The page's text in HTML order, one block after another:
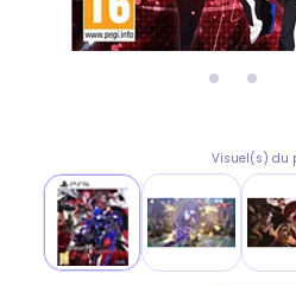
Visuel(s) du